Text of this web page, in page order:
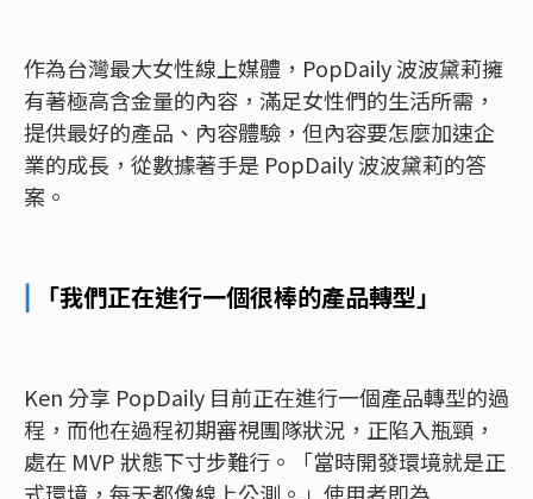
作為台灣最大女性線上媒體，PopDaily 波波黛莉擁
有著極高含金量的內容，滿足女性們的生活所需，
提供最好的產品、內容體驗，但內容要怎麼加速企
業的成長，從數據著手是 PopDaily 波波黛莉的答
案。
「我們正在進行一個很棒的產品轉型」
Ken 分享 PopDaily 目前正在進行一個產品轉型的過
程，而他在過程初期審視團隊狀況，正陷入瓶頸，
處在 MVP 狀態下寸步難行。「當時開發環境就是正